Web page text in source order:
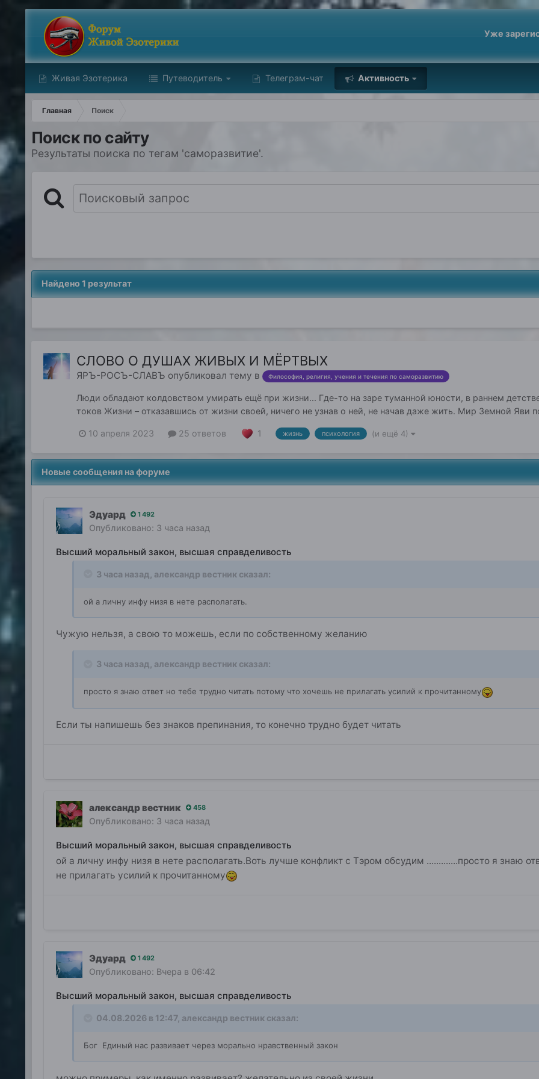
Уже
Живая Эзотерика Путеводитель Телеграм-чат Активность
Главная Поиск
Поиск по сайту
Результаты поиска по тегам 'саморазвитие'.
Найдено 1 результат
СЛОВО О ДУШАХ ЖИВЫХ И МЁРТВЫХ
ЯРЪ-РОСЪ-СЛАВЪ опубликовал тему в Философия, религия, учения и течения по саморазвитию
Люди обладают колдовством умирать ещё при жизни... Где-то на заре туманной юности, в раннем
токов Жизни – отказавшись от жизни своей, ничего не узнав о ней, не начав даже жить. Мир Земной
10 апреля 2023
25 ответов 1 жизнь психология (и ещё 4)
Новые сообщения на форуме
Эдуард 1 492
Опубликовано: 3 часа назад
Высший моральный закон, высшая справделивость
3 часа назад, александр вестниксказал:
ой а личну инфу низя в нете располагать.
Чужую нельзя, а свою то можешь, если по собственному желанию
3 часа назад, александр вестниксказал:
просто я знаю ответ но тебе трудно читать потому что хочешь не прилагать усилий к прочитанному
Если ты напишешь без знаков препинания, то конечно трудно будет читать
александр вестник 458
Опубликовано: 3 часа назад
Высший моральный закон, высшая справделивость
ой а личну инфу низя в нете располагать.Воть лучше конфликт с Тэром обсудим .............просто я знаю
не прилагать усилий к прочитанному
Эдуард 1 492
Опубликовано: Вчера в 06:42
Высший моральный закон, высшая справделивость
04.08.2026 в 12:47, александр вестниксказал:
Бог Единый нас развивает через морально нравственный закон